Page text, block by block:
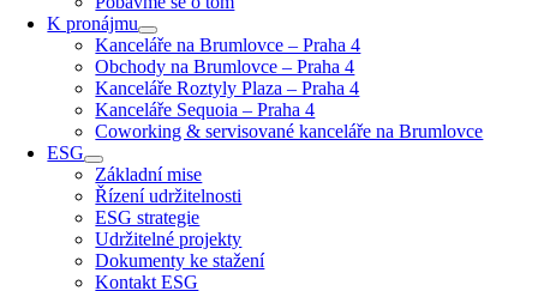
K pronájmu
Kanceláře na Brumlovce – Praha 4
Obchody na Brumlovce – Praha 4
Kanceláře Roztyly Plaza – Praha 4
Kanceláře Sequoia – Praha 4
Coworking & servisované kanceláře na Brumlovce
ESG
Základní mise
Řízení udržitelnosti
ESG strategie
Udržitelné projekty
Dokumenty ke stažení
Kontakt ESG